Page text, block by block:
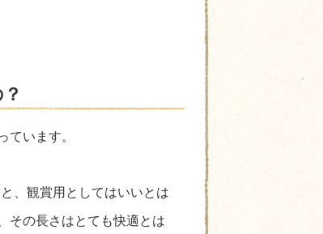
ています。
、観賞用としてはいいとは
その長さはとても快適とは